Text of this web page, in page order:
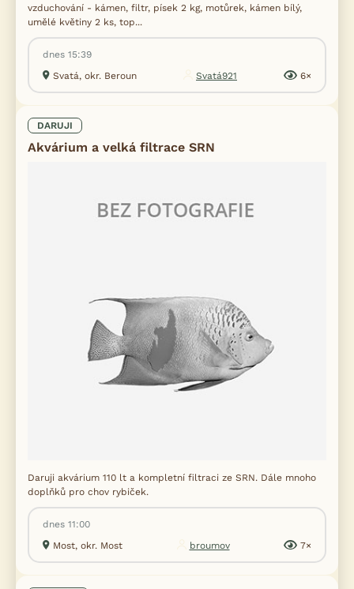
vzduchování - kámen, filtr, písek 2 kg, motůrek, kámen bílý,
umělé květiny 2 ks, top...
dnes 15:39
Svatá, okr. Beroun
Svatá921 6×
DARUJI
Akvárium a velká filtrace SRN
Daruji akvárium 110 lt a kompletní filtraci ze SRN. Dále mnoho
doplňků pro chov rybiček.
dnes 11:00
Most, okr. Most
broumov 7×